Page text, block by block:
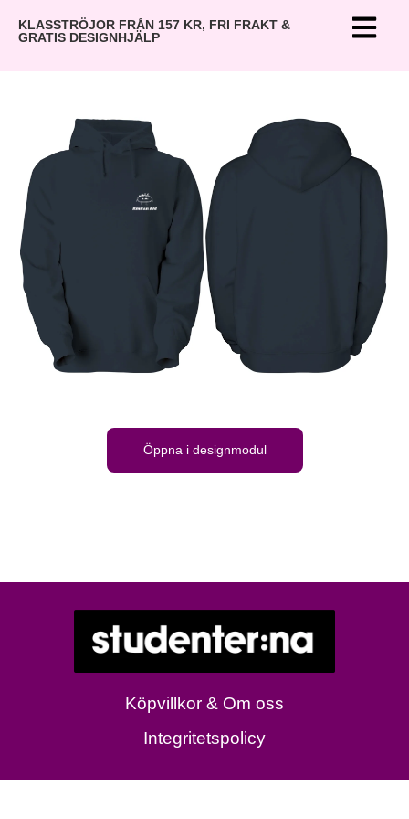
KLASSTRÖJOR FRÅN 157 KR, FRI FRAKT &
GRATIS DESIGNHJÄLP
Öppna i designmodul
Köpvillkor & Om oss
Integritetspolicy